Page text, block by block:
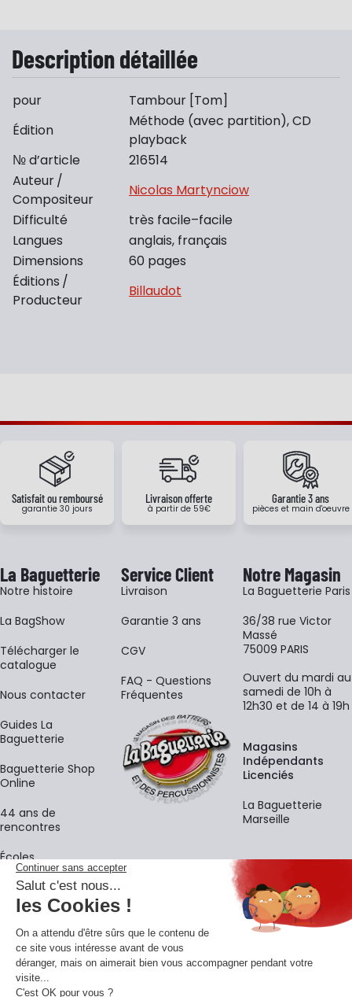
Description détaillée
pour
Tambour [Tom]
Édition
Méthode (avec partition), CD
playback
№ d’article
216514
Auteur /
Compositeur
Nicolas Martynciow
Difficulté
très facile–facile
Langues
anglais, français
Dimensions
60 pages
Éditions /
Producteur
Billaudot
Satisfait ou remboursé
garantie 30 jours
Livraison offerte
à partir de 59€
Garantie 3 ans
pièces et main d'oeuvre
La Baguetterie
Notre histoire
La BagShow
​Télécharger le
catalogue
Nous contacter
Guides La
Baguetterie
Baguetterie Shop
Online
44 ans de
rencontres
Écoles
Service Client
Livraison
Garantie 3 ans
CGV
FAQ - Questions
Fréquentes
Notre Magasin
La Baguetterie Paris
36/38 rue Victor
Massé
75009 PARIS
Ouvert du mardi au
samedi de 10h à
12h30 et de 14 à 19h
Magasins
Indépendants
Licenciés
La Baguetterie
Marseille
La newsletter
Adresse e-mail
En vous inscrivant à notre newsletter, vous acceptez notre
confidentialité.
Retrouvons-nous sur